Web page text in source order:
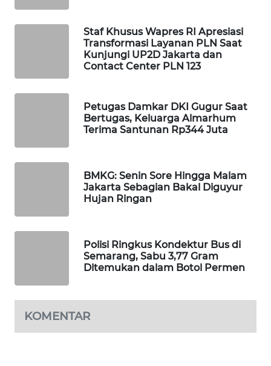
Staf Khusus Wapres RI Apresiasi
Transformasi Layanan PLN Saat
Kunjungi UP2D Jakarta dan
Contact Center PLN 123
Petugas Damkar DKI Gugur Saat
Bertugas, Keluarga Almarhum
Terima Santunan Rp344 Juta
BMKG: Senin Sore Hingga Malam
Jakarta Sebagian Bakal Diguyur
Hujan Ringan
Polisi Ringkus Kondektur Bus di
Semarang, Sabu 3,77 Gram
Ditemukan dalam Botol Permen
KOMENTAR
WAHANA
OTOMOTIF
DESA
WISATA